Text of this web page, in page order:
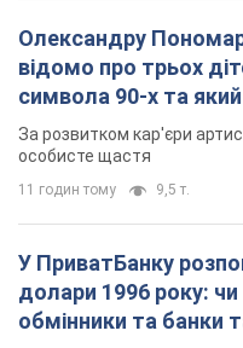
Олександру
відомо про трьох
символа 90-х та
мають
За розвитком кар'єри
особисте щастя
11 годин тому 9,5 т.
У ПриватБанку
долари 1996 року:
обмінники та банки